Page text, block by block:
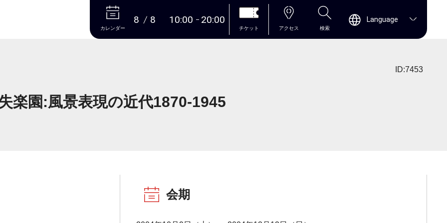
本文へ
カレンダー
8 8 10:00 20:00
チケット アクセス 検索
Language
ID:7453
楽園:風景表現の近代1870-1945
会期